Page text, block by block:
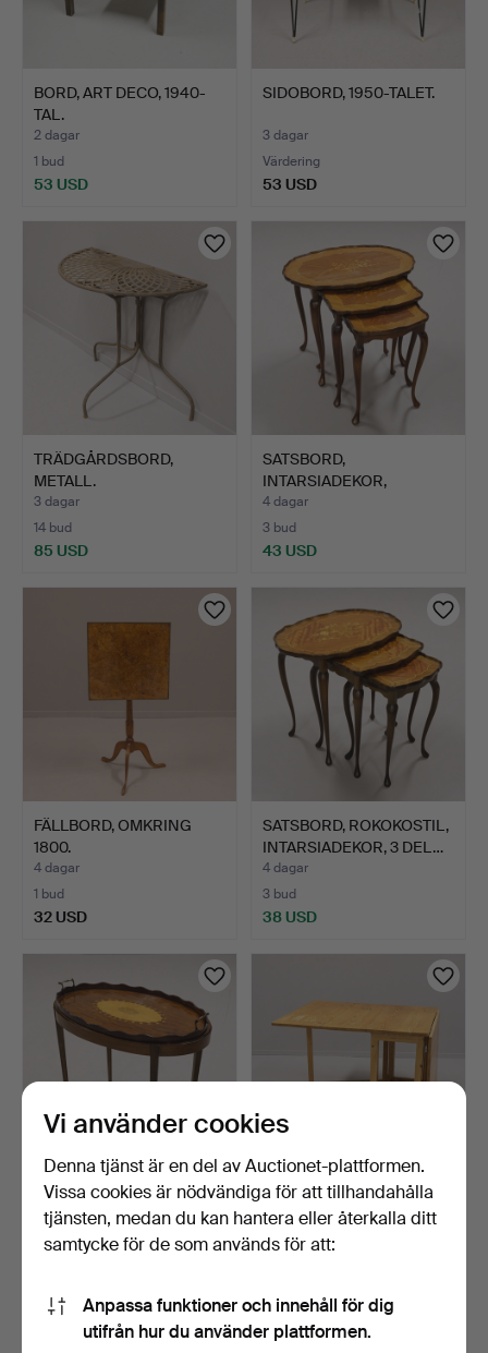
BORD, ART DECO, 1940-
TAL.
2 dagar
1 bud
53 USD
SIDOBORD, 1950-TALET.
3 dagar
Värdering
53 USD
TRÄDGÅRDSBORD,
METALL.
3 dagar
14 bud
85 USD
SATSBORD,
INTARSIADEKOR,
ROKOKOSTIL, 3 DEL…
4 dagar
3 bud
43 USD
FÄLLBORD, OMKRING
1800.
4 dagar
1 bud
32 USD
SATSBORD, ROKOKOSTIL,
INTARSIADEKOR, 3 DEL…
4 dagar
3 bud
38 USD
BRICKBORD MED
INTARSIADEKOR, 1900-
SLAGBORD, FURU, 1900-
TAL.
4 dagar
Vi använder cookies
Denna tjänst är en del av Auctionet-plattformen.
Vissa cookies är nödvändiga för att tillhandahålla
tjänsten, medan du kan hantera eller återkalla ditt
samtycke för de som används för att:
Anpassa funktioner och innehåll för dig
utifrån hur du använder plattformen.